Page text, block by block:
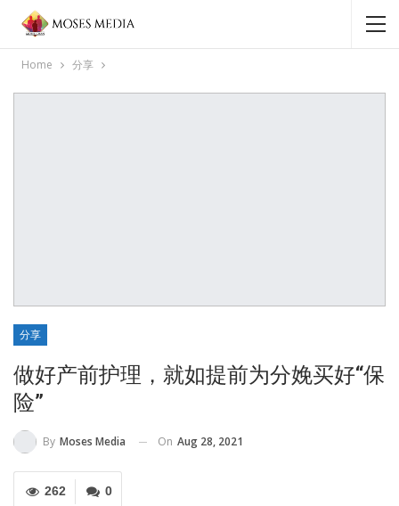
Home 分享
分享
做好产前护理，就如提前为分娩买好“保
险”
By Moses Media On Aug 28, 2021
0
262